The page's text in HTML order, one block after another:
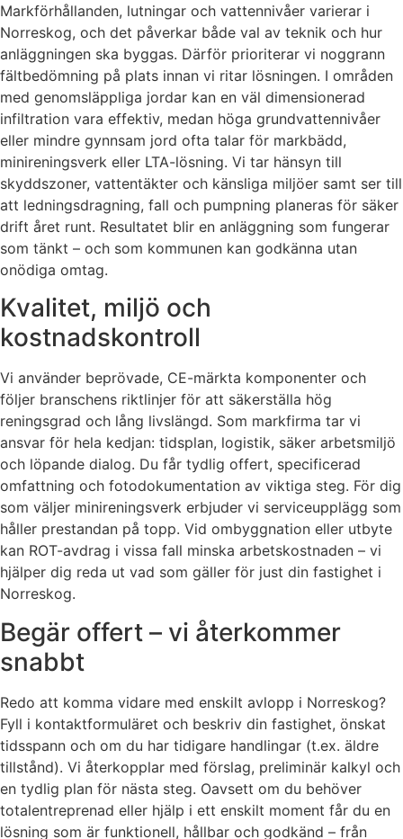
Markförhållanden, lutningar och vattennivåer varierar i
Norreskog, och det påverkar både val av teknik och hur
anläggningen ska byggas. Därför prioriterar vi noggrann
fältbedömning på plats innan vi ritar lösningen. I områden
med genomsläppliga jordar kan en väl dimensionerad
infiltration vara effektiv, medan höga grundvattennivåer
eller mindre gynnsam jord ofta talar för markbädd,
minireningsverk eller LTA-lösning. Vi tar hänsyn till
skyddszoner, vattentäkter och känsliga miljöer samt ser till
att ledningsdragning, fall och pumpning planeras för säker
drift året runt. Resultatet blir en anläggning som fungerar
som tänkt – och som kommunen kan godkänna utan
onödiga omtag.
Kvalitet, miljö och
kostnadskontroll
Vi använder beprövade, CE-märkta komponenter och
följer branschens riktlinjer för att säkerställa hög
reningsgrad och lång livslängd. Som markfirma tar vi
ansvar för hela kedjan: tidsplan, logistik, säker arbetsmiljö
och löpande dialog. Du får tydlig offert, specificerad
omfattning och fotodokumentation av viktiga steg. För dig
som väljer minireningsverk erbjuder vi serviceupplägg som
håller prestandan på topp. Vid ombyggnation eller utbyte
kan ROT-avdrag i vissa fall minska arbetskostnaden – vi
hjälper dig reda ut vad som gäller för just din fastighet i
Norreskog.
Begär offert – vi återkommer
snabbt
Redo att komma vidare med enskilt avlopp i Norreskog?
Fyll i kontaktformuläret och beskriv din fastighet, önskat
tidsspann och om du har tidigare handlingar (t.ex. äldre
tillstånd). Vi återkopplar med förslag, preliminär kalkyl och
en tydlig plan för nästa steg. Oavsett om du behöver
totalentreprenad eller hjälp i ett enskilt moment får du en
lösning som är funktionell, hållbar och godkänd – från